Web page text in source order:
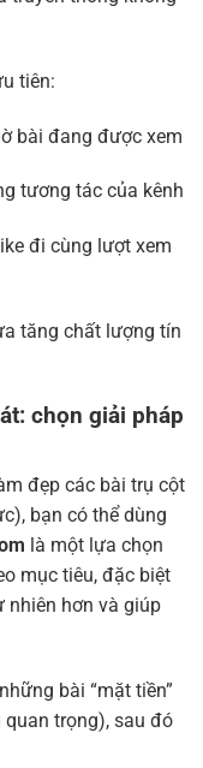
tiên:
bài đang được xem
tương tác của kênh
đi cùng lượt xem
tăng chất lượng tín
chọn giải pháp
đẹp các bài trụ cột
bạn có thể dùng
là một lựa chọn
mục tiêu, đặc biệt
nhiên hơn và giúp
bài “mặt tiền”
trọng), sau đó